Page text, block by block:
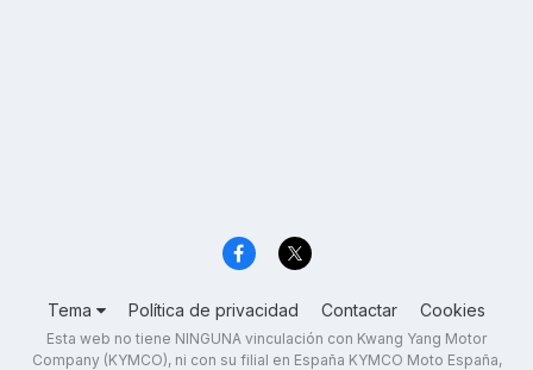
Tema Política de privacidad Contactar Cookies
Esta web no tiene NINGUNA vinculación con Kwang Yang Motor
Company (KYMCO), ni con su filial en España KYMCO Moto España,